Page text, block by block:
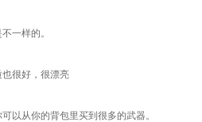
一样的。
很好，很漂亮
以从你的背包里买到很多的武器。